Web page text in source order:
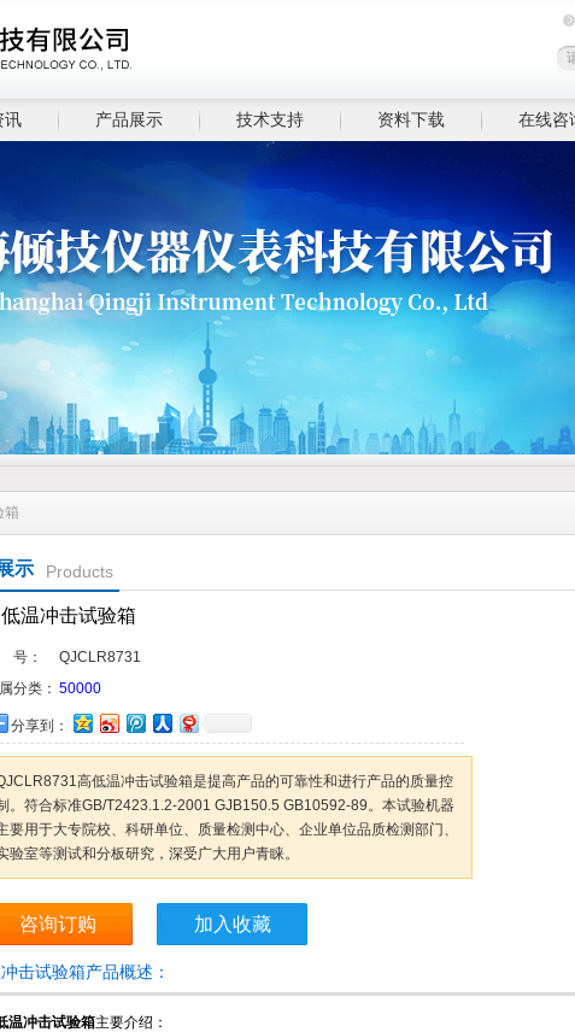
讯 产品展示 技术支持 资料下载 在线咨
箱
示 Products
温冲击试验箱
号：
QJCLR8731
分类： 50000
分享到：
高低温冲击试验箱是提高产品的可靠性和进行产品的质量控
。符合标准GB/T2423.1.2-2001 GJB150.5 GB10592-89。本试验机器
要用于大专院校、科研单位、质量检测中心、企业单位品质检测部门、
验室等测试和分板研究，深受广大用户青睐。
咨询订购 加入收藏
击试验箱产品概述：
温冲击试验箱主要介绍：